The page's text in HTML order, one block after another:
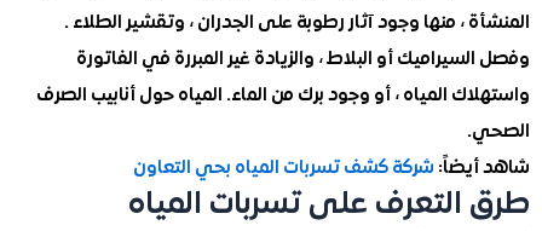
، منها وجود آثار رطوبة على الجدران ، وتقشير الطلاء .
أو البلاط ، والزيادة غير المبررة في الفاتورة
المياه ، أو وجود برك من الماء. المياه حول أنابيب الصرف
شركة كشف تسربات المياه بحي التعاون
على تسربات المياه